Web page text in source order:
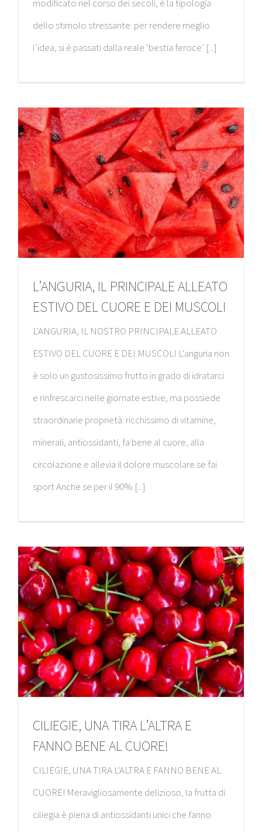
modificato nel corso dei secoli, è la tipologia
dello stimolo stressante: per rendere meglio
l’idea, si è passati dalla reale ‘bestia feroce’ [...]
L’ANGURIA, IL PRINCIPALE ALLEATO
ESTIVO DEL CUORE E DEI MUSCOLI
L'ANGURIA, IL NOSTRO PRINCIPALE ALLEATO
ESTIVO DEL CUORE E DEI MUSCOLI L'anguria non
è solo un gustosissimo frutto in grado di idratarci
e rinfrescarci nelle giornate estive, ma possiede
straordinarie proprietà: ricchissimo di vitamine,
minerali, antiossidanti, fa bene al cuore, alla
circolazione e allevia il dolore muscolare se fai
sport Anche se per il 90% [...]
CILIEGIE, UNA TIRA L’ALTRA E
FANNO BENE AL CUORE!
CILIEGIE, UNA TIRA L'ALTRA E FANNO BENE AL
CUORE! Meravigliosamente delizioso, la frutta di
ciliegia è piena di antiossidanti unici che fanno